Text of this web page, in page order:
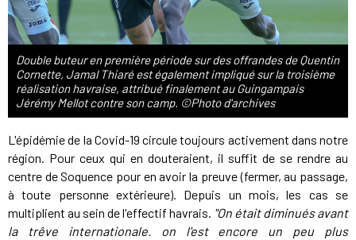
Double buteur en première période sur des offrandes de Quentin
Cornette, Jamal Thiaré est également impliqué sur la troisième
réalisation havraise, attribué finalement au Guingampais
Jérémy Mellot contre son camp. ©Photo d'archives
L'épidémie de la Covid-19 circule toujours activement dans notre
région. Pour ceux qui en douteraient, il suffit de se rendre au
centre de Soquence pour en avoir la preuve (fermer, au passage,
à toute personne extérieure). Depuis un mois, les cas se
multiplient au sein de l'effectif havrais. "On était diminués avant
la trêve internationale. on l'est encore un peu plus